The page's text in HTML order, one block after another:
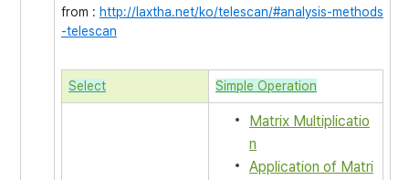
from : http://laxtha.net/ko/telescan/#analysis-methods
-telescan
Select Simple Operation
Matrix Multiplicatio
n
Application of Matri